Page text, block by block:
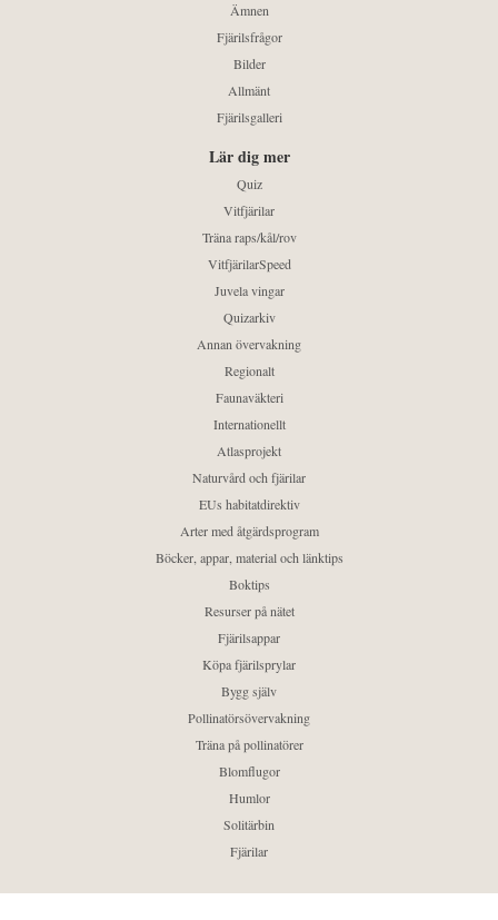
Ämnen
Fjärilsfrågor
Bilder
Allmänt
Fjärilsgalleri
Lär dig mer
Quiz
Vitfjärilar
Träna raps/kål/rov
VitfjärilarSpeed
Juvela vingar
Quizarkiv
Annan övervakning
Regionalt
Faunaväkteri
Internationellt
Atlasprojekt
Naturvård och fjärilar
EUs habitatdirektiv
Arter med åtgärdsprogram
Böcker, appar, material och länktips
Boktips
Resurser på nätet
Fjärilsappar
Köpa fjärilsprylar
Bygg själv
Pollinatörsövervakning
Träna på pollinatörer
Blomflugor
Humlor
Solitärbin
Fjärilar